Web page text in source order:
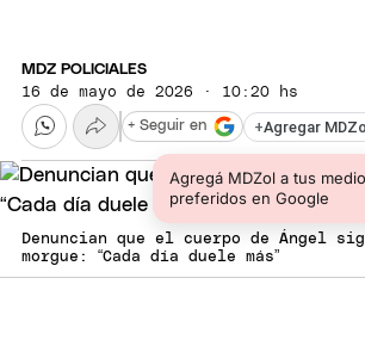
MDZ POLICIALES
16 de mayo de 2026 · 10:20 hs
+Agregar
Agregá MDZol a tus
preferidos en Google
+ Seguir en
Denuncian que el cuerpo de Ángel
morgue: “Cada día duele más”